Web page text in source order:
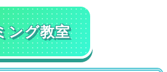
ング教室